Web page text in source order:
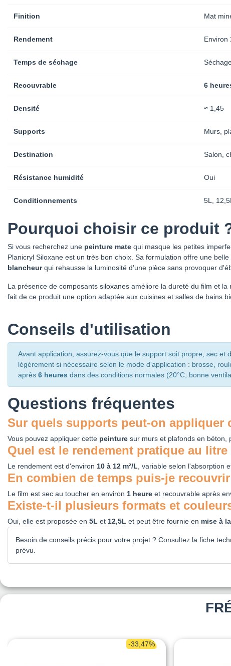
Finition Mat
Rendement Environ
Temps de séchage
Recouvrable 6
Densité ≈ 1,45
Supports Murs,
Destination Salon,
Résistance humidité Oui
Conditionnements 5L,
Pourquoi choisir ce produit
Si vous recherchez une peinture mate qui masque les petites
Planicryl Siloxane est un très bon choix. Sa formulation offre une
blancheurqui rehausse la luminosité d'une pièce sans provoquer
La présence de composants siloxanes améliore la dureté du film et
fait de ce produit une option adaptée aux cuisines et salles de bains
Conseils d'utilisation
Avant application, assurez-vous que le support soit propre, sec
légèrement si nécessaire selon le mode d'application : brosse,
après 6 heures dans des conditions normales (20°C, bonne
Questions fréquentes
Sur quels supports peut-on appliquer
Vous pouvez appliquer cette peinture sur murs et plafonds en béton,
Quel est le rendement pratique au litre
Le rendement est d'environ 10 à 12 m²/L, variable selon l'absorption
En combien de temps puis-je
Le film est sec au toucher en environ 1 heure et recouvrable après
Existe-t-il plusieurs formats et
Oui, elle est proposée en 5L et 12,5L et peut être fournie en mise à
Besoin de conseils précis pour votre projet ? Consultez la fiche
prévu.
-33,47%